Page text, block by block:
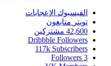
الفيسبوك الإعجابات
تويتر متابعون
42,600 مشتركين
Dribbble Followers
117k Subscribers
3
Followers